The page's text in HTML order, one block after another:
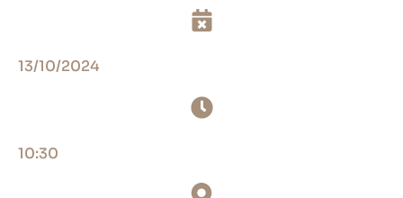
13/10/2024
10:30